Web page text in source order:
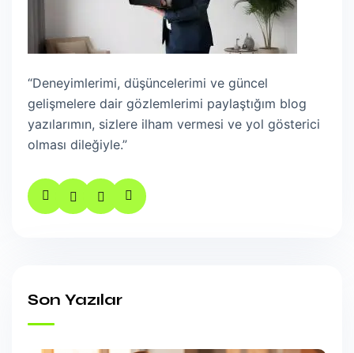
“Deneyimlerimi, düşüncelerimi ve güncel
gelişmelere dair gözlemlerimi paylaştığım blog
yazılarımın, sizlere ilham vermesi ve yol gösterici
olması dileğiyle.”
Son Yazılar